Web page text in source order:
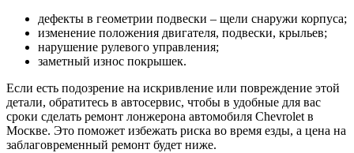
дефекты в геометрии подвески – щели снаружи корпуса;
изменение положения двигателя, подвески, крыльев;
нарушение рулевого управления;
заметный износ покрышек.
Если есть подозрение на искривление или повреждение этой
детали, обратитесь в автосервис, чтобы в удобные для вас
сроки сделать ремонт лонжерона автомобиля Chevrolet в
Москве. Это поможет избежать риска во время езды, а цена на
заблаговременный ремонт будет ниже.